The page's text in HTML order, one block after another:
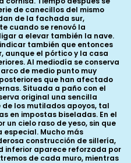
de canecillos del mismo
de la fachada sur,
cuando se renovó la
a elevar también la nave.
también que entonces
aunque el pórtico y la casa
Al mediodía se conserva
de medio punto muy
que han afectado
Situada a paño con el
original una sencilla
los mutilados apoyos, tal
en impostas biseladas. En el
un cielo raso de yeso, sin que
Mucho más
construcción de sillería,
inferior aparece reforzada por
de cada muro, mientras